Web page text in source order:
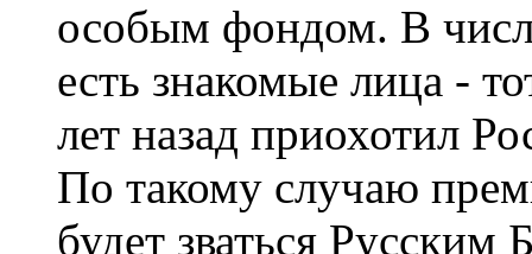
особым фондом. В
есть знакомые лица -
лет назад приохотил
По такому случаю
будет зваться Русским